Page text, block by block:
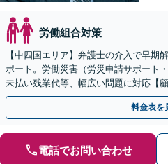
労働組合対策
【中四国エリア】弁護士の介入で早期
ポート。労働災害（労災申請サポート
未払い残業代等、幅広い問題に対応【
なアドバイスに注力【夜間・休日対応
料金表を
電話でお問い合わせ